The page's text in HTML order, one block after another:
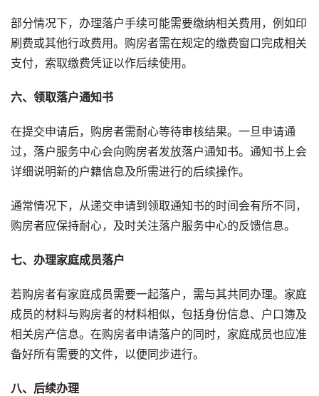
部分情况下，办理落户手续可能需要缴纳相关费用，例如印
刷费或其他行政费用。购房者需在规定的缴费窗口完成相关
支付，索取缴费凭证以作后续使用。
六、领取落户通知书
在提交申请后，购房者需耐心等待审核结果。一旦申请通
过，落户服务中心会向购房者发放落户通知书。通知书上会
详细说明新的户籍信息及所需进行的后续操作。
通常情况下，从递交申请到领取通知书的时间会有所不同，
购房者应保持耐心，及时关注落户服务中心的反馈信息。
七、办理家庭成员落户
若购房者有家庭成员需要一起落户，需与其共同办理。家庭
成员的材料与购房者的材料相似，包括身份信息、户口簿及
相关房产信息。在购房者申请落户的同时，家庭成员也应准
备好所有需要的文件，以便同步进行。
八、后续办理